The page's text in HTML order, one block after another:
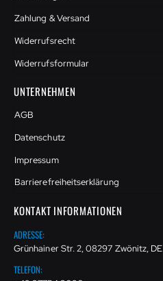
Zahlung & Versand
Widerrufsrecht
Widerrufsformular
UNTERNEHMEN
AGB
Datenschutz
Impressum
Barrierefreiheitserklärung
KONTAKT INFORMATIONEN
ADRESSE:
Grünhainer Str. 2, 08297 Zwönitz, DE
TELEFON: